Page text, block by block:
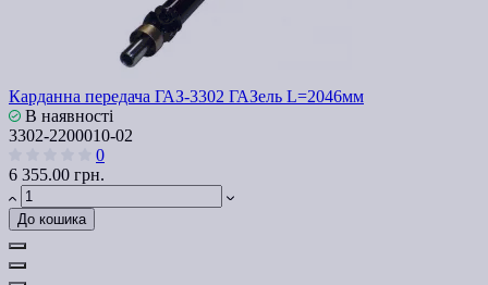
Карданна передача ГАЗ-3302 ГАЗель L=2046мм
В наявності
3302-2200010-02
0
6 355.00 грн.
До кошика